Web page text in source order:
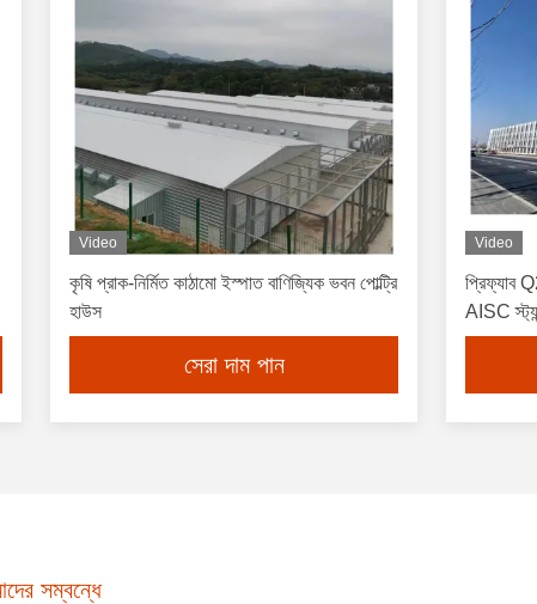
Video
কৃষি প্রাক-নির্মিত কাঠামো ইস্পাত বাণিজ্যিক ভবন পোল্ট্রি
হাউস
সেরা দাম পান
Video
প্রিফ্যাব
AISC
সম্বন্ধে